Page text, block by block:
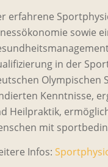
erfahrene
sowie
in der
Olympischen
Kenntnisse,
Heilpraktik,
mit
Infos: